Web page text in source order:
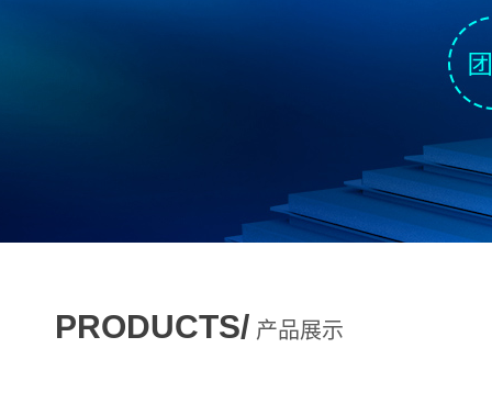
PRODUCTS/ 产品展示